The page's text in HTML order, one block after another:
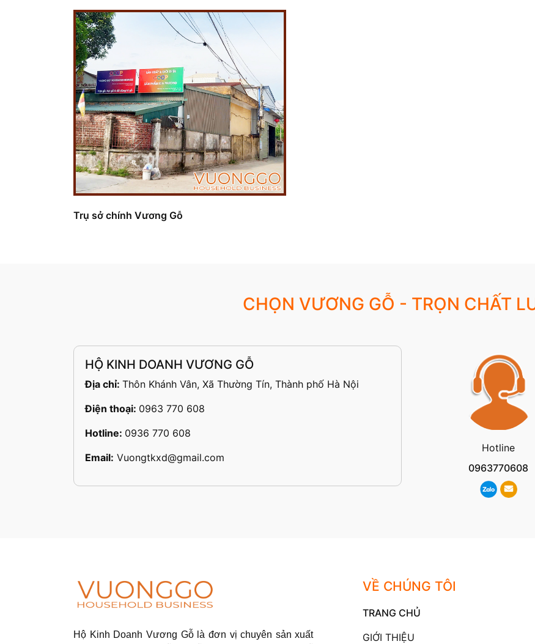
Trụ sở chính Vương Gỗ
CHỌN VƯƠNG GỖ - TRỌN CHẤT
HỘ KINH DOANH VƯƠNG GỖ
Địa chỉ: Thôn Khánh Vân, Xã Thường Tín, Thành phố Hà Nội
Điện thoại: 0963 770 608
Hotline: 0936 770 608
Email: Vuongtkxd@gmail.com
Hotline
0963770608
Hộ Kinh Doanh Vương Gỗ là đơn vị chuyên sản xuất
VỀ CHÚNG TÔI
TRANG CHỦ
GIỚI THIỆU